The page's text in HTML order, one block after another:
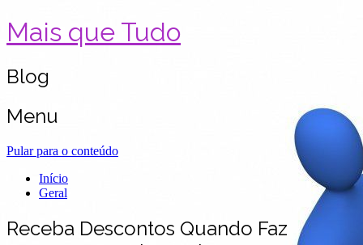
Mais que Tudo
Blog
Menu
Pular para o conteúdo
Início
Geral
Receba Descontos Quando Faz